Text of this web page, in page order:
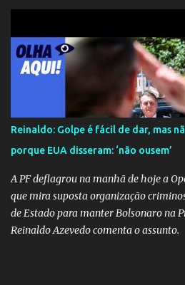
Reinaldo: Golpe é fácil de dar, mas
porque EUA disseram: ‘não ousem’
A PF deflagrou na manhã de hoje a
que mira suposta organização
de Estado para manter Bolsonaro na
Reinaldo Azevedo comenta o assunto.